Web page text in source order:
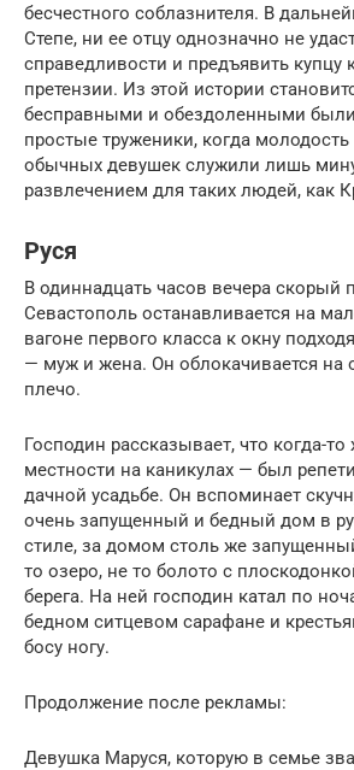
бесчестного соблазнителя. В
Степе, ни ее отцу однозначно не
справедливости и предъявить купцу
претензии. Из этой истории
бесправными и обездоленными
простые труженики, когда молодость
обычных девушек служили лишь
развлечением для таких людей, как
Руся
В одиннадцать часов вечера скорый
Севастополь останавливается на
вагоне первого класса к окну
— муж и жена. Он облокачивается на
плечо.
Господин рассказывает, что когда-
местности на каникулах — был
дачной усадьбе. Он вспоминает
очень запущенный и бедный дом в
стиле, за домом столь же
то озеро, не то болото с
берега. На ней господин катал по
бедном ситцевом сарафане и
босу ногу.
Продолжение после рекламы:
Девушка Маруся, которую в семье